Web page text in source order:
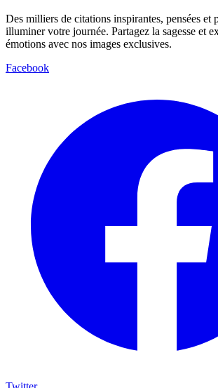
Des milliers de citations inspirantes, pensées et
illuminer votre journée. Partagez la sagesse et
émotions avec nos images exclusives.
Facebook